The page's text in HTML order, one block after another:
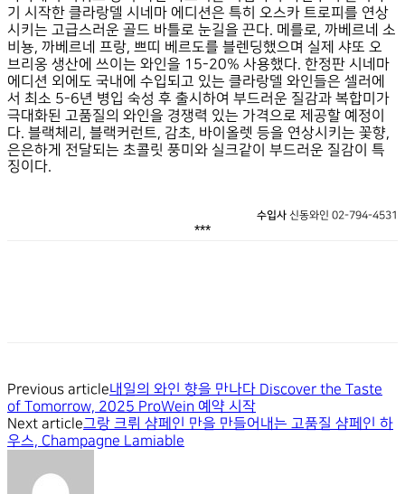
기 시작한 클라랑델 시네마 에디션은 특히 오스카 트로피를 연상
시키는 고급스러운 골드 바틀로 눈길을 끈다. 메를로, 까베르네 소
비뇽, 까베르네 프랑, 쁘띠 베르도를 블렌딩했으며 실제 샤또 오
브리옹 생산에 쓰이는 와인을 15-20% 사용했다. 한정판 시네마
에디션 외에도 국내에 수입되고 있는 클라랑델 와인들은 셀러에
서 최소 5-6년 병입 숙성 후 출시하여 부드러운 질감과 복합미가
극대화된 고품질의 와인을 경쟁력 있는 가격으로 제공할 예정이
다. 블랙체리, 블랙커런트, 감초, 바이올렛 등을 연상시키는 꽃향,
은은하게 전달되는 초콜릿 풍미와 실크같이 부드러운 질감이 특
징이다.
수입사 신동와인 02-794-4531
***
Previous article내일의 와인 향을 만나다 Discover the Taste
of Tomorrow, 2025 ProWein 예약 시작
Next article그랑 크뤼 샴페인 만을 만들어내는 고품질 샴페인 하
우스, Champagne Lamiable